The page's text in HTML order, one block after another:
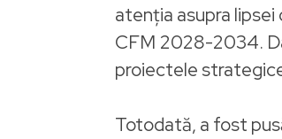
atenția asupra
CFM 2028-2034.
proiectele
Totodată, a fost